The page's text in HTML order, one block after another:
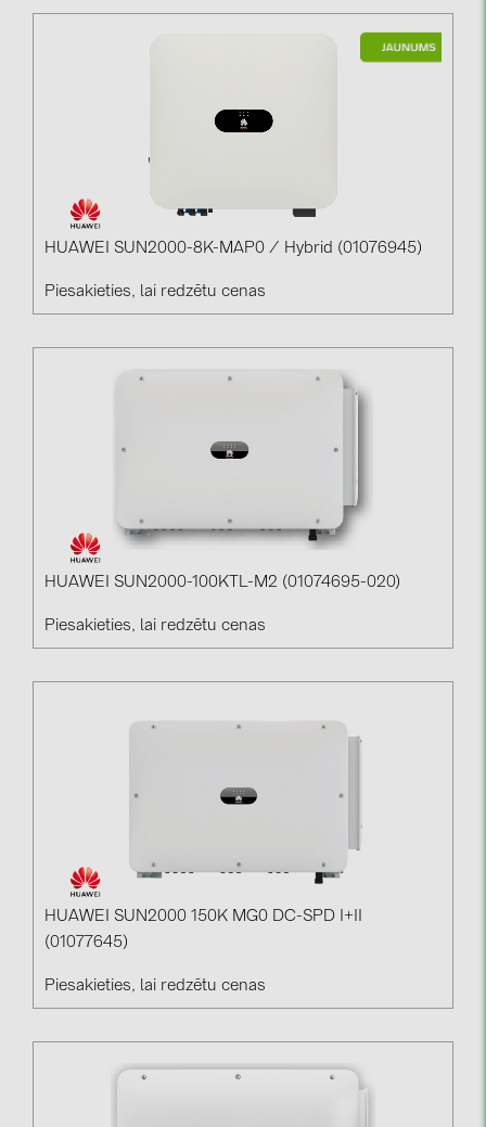
HUAWEI SUN2000-8K-MAP0 / Hybrid (01076945)
Piesakieties, lai redzētu cenas
HUAWEI SUN2000-100KTL-M2 (01074695-020)
Piesakieties, lai redzētu cenas
HUAWEI SUN2000 150K MG0 DC-SPD I+II
(01077645)
Piesakieties, lai redzētu cenas